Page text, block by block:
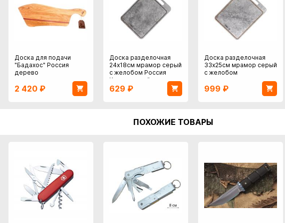
Доска для подачи
"Бадахос" Россия
дерево
2 420 ₽
Доска разделочная
24х18см мрамор серый
с желобом Россия
Композитный материал
629 ₽
Доска разделочная
33х25см мрамор серый
с желобом
999 ₽
ПОХОЖИЕ ТОВАРЫ